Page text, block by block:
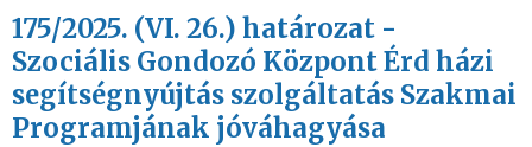
175/2025. (VI. 26.) határozat -
Szociális Gondozó Központ Érd házi
segítségnyújtás szolgáltatás Szakmai
Programjának jóváhagyása